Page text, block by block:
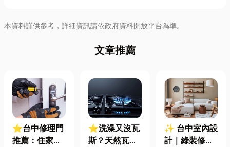
本資料謹供參考，詳細資訊請依政府資料開放平台為準。
文章推薦
⭐台中修理門
推薦：住家鐵
⭐洗澡又沒瓦
斯？天然瓦斯
✨ 台中室內設
計｜綠裝修認